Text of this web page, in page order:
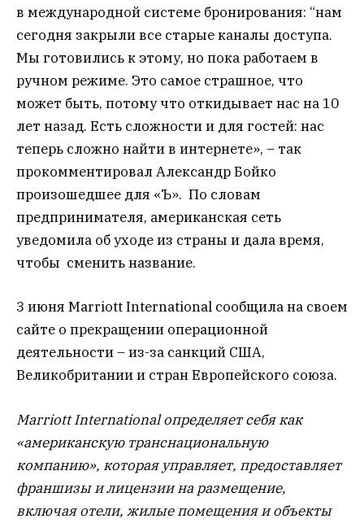
в международной системе бронирования: “нам
сегодня закрыли все старые каналы доступа.
Мы готовились к этому, но пока работаем в
ручном режиме. Это самое страшное, что
может быть, потому что откидывает нас на 10
лет назад. Есть сложности и для гостей: нас
теперь сложно найти в интернете», – так
прокомментировал Александр Бойко
произошедшее для «Ъ». По словам
предпринимателя, американская сеть
уведомила об уходе из страны и дала время,
чтобы сменить название.
3 июня Marriott International сообщила на своем
сайте о прекращении операционной
деятельности – из-за санкций США,
Великобритании и стран Европейского союза.
Marriott International определяет себя как
«американскую транснациональную
компанию», которая управляет, предоставляет
франшизы и лицензии на размещение,
включая отели, жилые помещения и объекты